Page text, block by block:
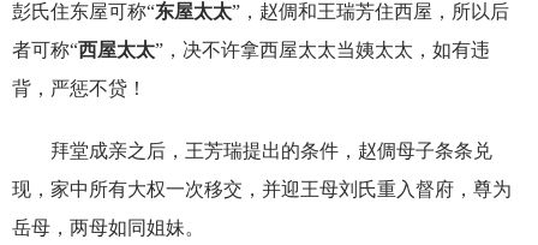
彭氏住东屋可称“东屋太太”，赵倜和王瑞芳住西屋，所以后
者可称“西屋太太”，决不许拿西屋太太当姨太太，如有违
背，严惩不贷！
拜堂成亲之后，王芳瑞提出的条件，赵倜母子条条兑
现，家中所有大权一次移交，并迎王母刘氏重入督府，尊为
岳母，两母如同姐妹。